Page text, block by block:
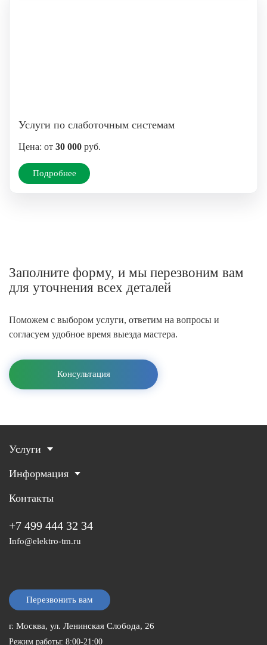
Услуги по слаботочным системам
Цена: от 30 000 руб.
Подробнее
Заполните форму, и мы перезвоним вам
для уточнения всех деталей
Поможем с выбором услуги, ответим на вопросы и
согласуем удобное время выезда мастера.
Консультация
Услуги
Информация
Контакты
+7 499 444 32 34
Info@elektro-tm.ru
Перезвонить вам
г. Москва, ул. Ленинская Слобода, 26
Режим работы: 8:00-21:00